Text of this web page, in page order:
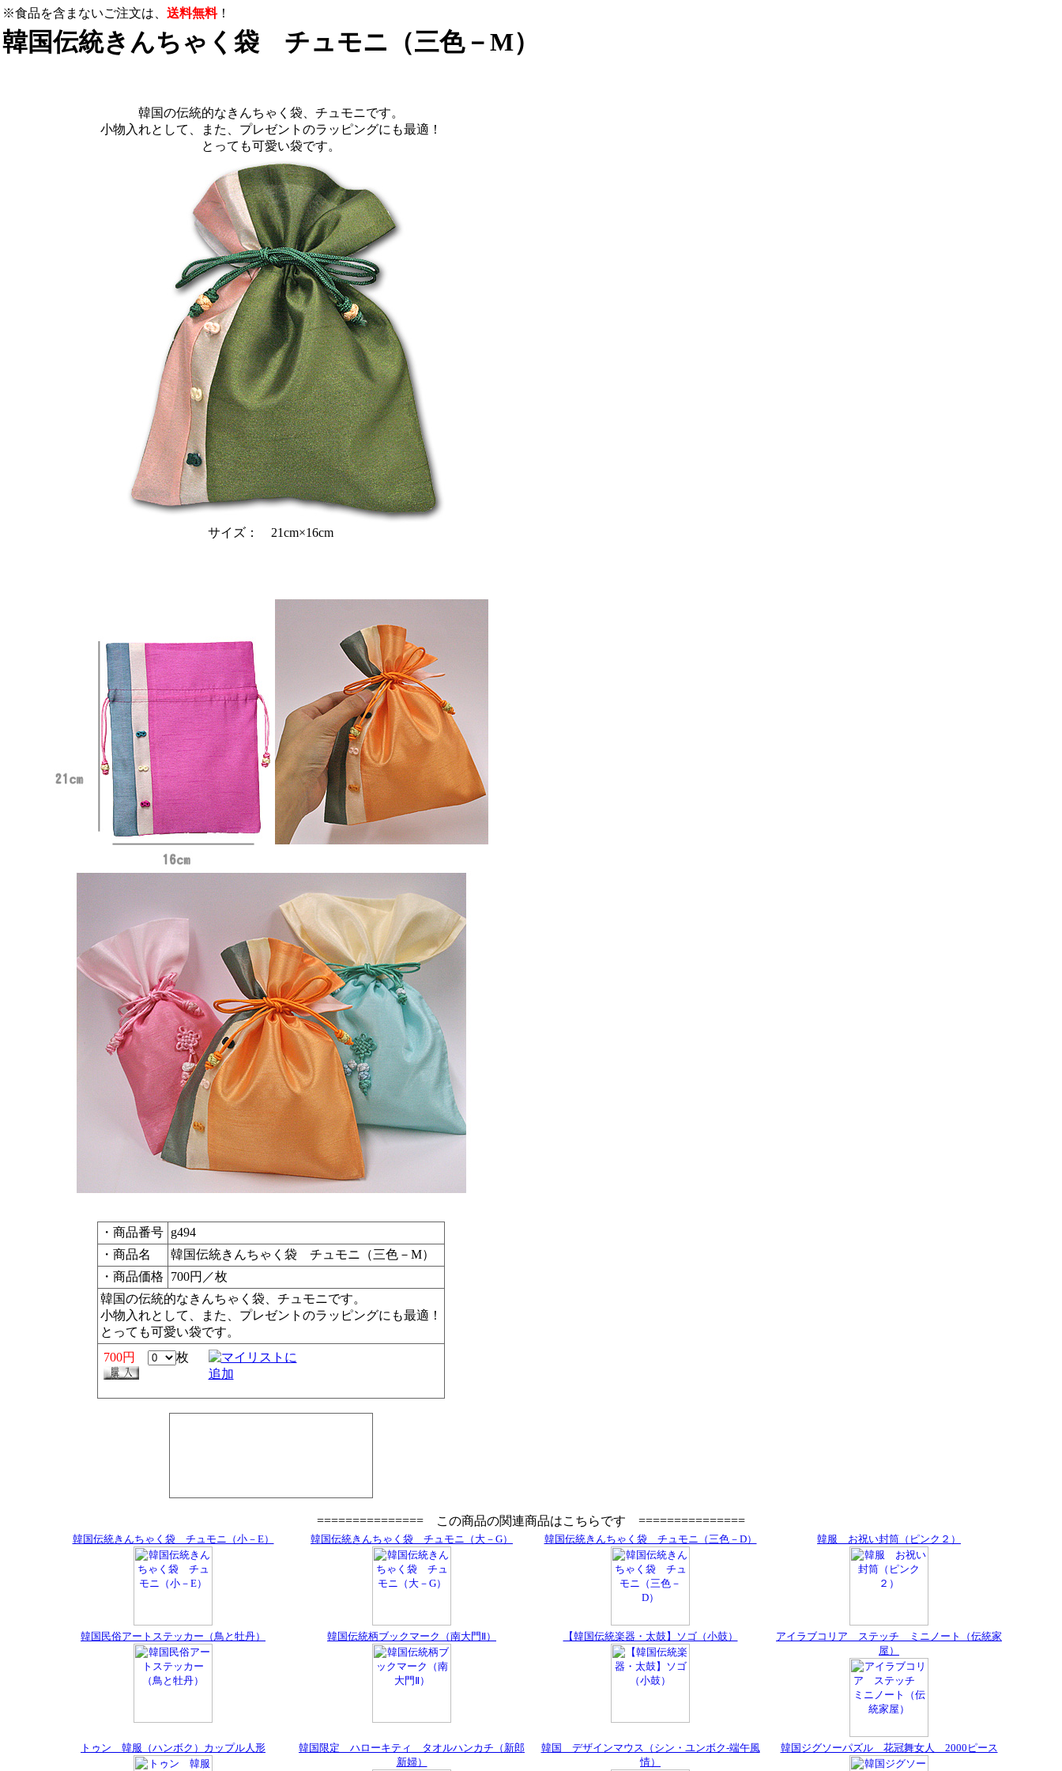
※食品を含まないご注文は、 送料無料！
韓国伝統きんちゃく袋 チュモニ（三色－M）
韓国の伝統的なきんちゃく袋、チュモニです。
小物入れとして、また、プレゼントのラッピングにも最適！
とっても可愛い袋です。
サイズ： 21cm×16cm
・商品番号
g494
・商品名
韓国伝統きんちゃく袋 チュモニ（三色－M）
・商品価格
700円／枚
韓国の伝統的なきんちゃく袋、チュモニです。
小物入れとして、また、プレゼントのラッピングにも最適！
とっても可愛い袋です。
700円
枚
=============== この商品の関連商品はこちらです ===============
韓国伝統きんちゃく袋 チュモニ（小－E） 韓国伝統きんちゃく袋 チュモニ（大－G） 韓国伝統きんちゃく袋 チュモニ（三色－D） 韓服 お祝い封筒（ピンク２）
韓国民俗アートステッカー（鳥と牡丹） 韓国伝統柄ブックマーク（南大門Ⅱ） 【韓国伝統楽器・太鼓】ソゴ（小鼓）
アイラブコリア ステッチ ミニノート（伝統家
屋）
トゥン 韓服（ハンボク）カップル人形
韓国限定 ハローキティ タオルハンカチ（新郎
新婦）
韓国 デザインマウス（シン・ユンボク-端午風
情）
韓国ジグソーパズル 花冠舞女人 2000ピース